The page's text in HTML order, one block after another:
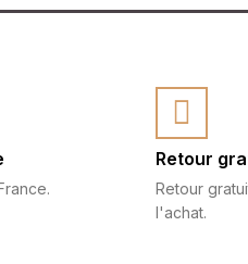
Retour
Retour
l'achat.